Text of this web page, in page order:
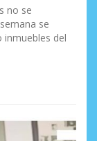
no se
se
inmuebles del